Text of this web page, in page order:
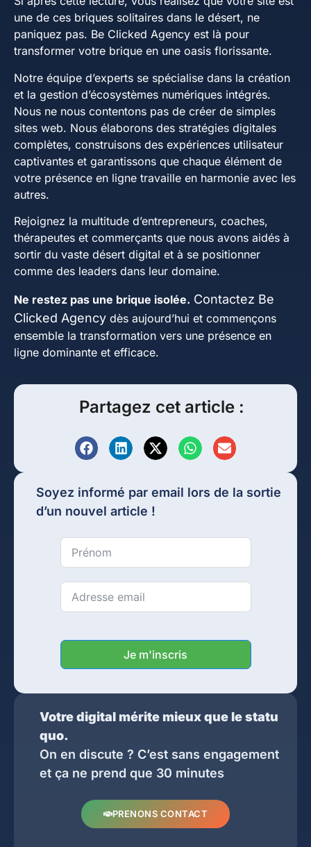
Partagez cet article :
Soyez informé par email lors de la sortie
d’un nouvel article !
Je m'inscris
Votre digital mérite mieux que le statu
quo.
On en discute ? C’est sans engagement
et ça ne prend que 30 minutes
PRENONS CONTACT
une de ces briques solitaires dans le désert, ne
paniquez pas. Be Clicked Agency est là pour
transformer votre brique en une oasis florissante.
Notre équipe d’experts se spécialise dans la création
et la gestion d’écosystèmes numériques intégrés.
Nous ne nous contentons pas de créer de simples
sites web. Nous élaborons des stratégies digitales
complètes, construisons des expériences utilisateur
captivantes et garantissons que chaque élément de
votre présence en ligne travaille en harmonie avec les
autres.
Rejoignez la multitude d’entrepreneurs, coaches,
thérapeutes et commerçants que nous avons aidés à
sortir du vaste désert digital et à se positionner
comme des leaders dans leur domaine.
Ne restez pas une brique isolée. Contactez Be
Clicked Agency dès aujourd’hui et commençons
ensemble la transformation vers une présence en
ligne dominante et efficace.